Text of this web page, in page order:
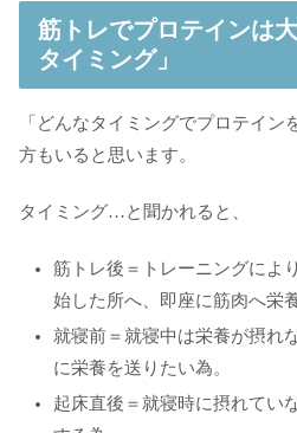
筋トレでプロテインは
タイミング」
「どんなタイミングでプロテイン
方もいると思います。
タイミング…と聞かれると、
筋トレ後＝トレーニングによ
始した所へ、即座に筋肉へ栄
就寝前＝就寝中は栄養が摂れ
に栄養を送りたい為。
起床直後＝就寝時に摂れてい